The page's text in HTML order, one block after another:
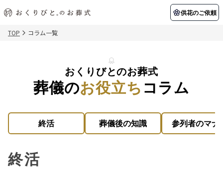
供花のご依頼
初めての方へ 納棺の儀とは？
アフターサポート
会社を知る
スタッフ一覧
埼玉県
神奈川県
札幌市
お客様の声
供花のご依頼
TOP コラム一覧
おくりびとのお葬式
葬儀のお役立ち コラム
終活 葬儀後の知識 参列者のマナ
終活